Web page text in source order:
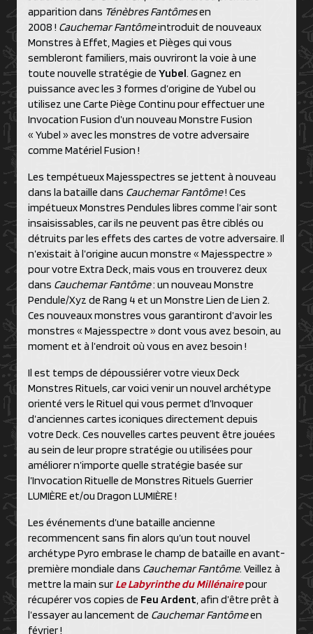
apparition dans Ténèbres Fantômesen
2008 ! Cauchemar Fantômeintroduit de nouveaux
Monstres à Effet, Magies et Pièges qui vous
sembleront familiers, mais ouvriront la voie à une
toute nouvelle stratégie de Yubel. Gagnez en
puissance avec les 3 formes d’origine de Yubel ou
utilisez une Carte Piège Continu pour effectuer une
Invocation Fusion d’un nouveau Monstre Fusion
« Yubel » avec les monstres de votre adversaire
comme Matériel Fusion !
Les tempétueux Majesspectres se jettent à nouveau
dans la bataille dans Cauchemar Fantôme! Ces
impétueux Monstres Pendules libres comme l’air sont
insaisissables, car ils ne peuvent pas être ciblés ou
détruits par les effets des cartes de votre adversaire. Il
n’existait à l’origine aucun monstre « Majesspectre »
pour votre Extra Deck, mais vous en trouverez deux
dans Cauchemar Fantôme: un nouveau Monstre
Pendule/Xyz de Rang 4 et un Monstre Lien de Lien 2.
Ces nouveaux monstres vous garantiront d’avoir les
monstres « Majesspectre » dont vous avez besoin, au
moment et à l’endroit où vous en avez besoin !
Il est temps de dépoussiérer votre vieux Deck
Monstres Rituels, car voici venir un nouvel archétype
orienté vers le Rituel qui vous permet d’Invoquer
d’anciennes cartes iconiques directement depuis
votre Deck. Ces nouvelles cartes peuvent être jouées
au sein de leur propre stratégie ou utilisées pour
améliorer n’importe quelle stratégie basée sur
l’Invocation Rituelle de Monstres Rituels Guerrier
LUMIÈRE et/ou Dragon LUMIÈRE !
Les événements d’une bataille ancienne
recommencent sans fin alors qu’un tout nouvel
archétype Pyro embrase le champ de bataille en avant-
première mondiale dans Cauchemar Fantôme. Veillez à
mettre la main sur Le Labyrinthe du Millénairepour
récupérer vos copies de Feu Ardent, afin d’être prêt à
l’essayer au lancement de Cauchemar Fantômeen
février !